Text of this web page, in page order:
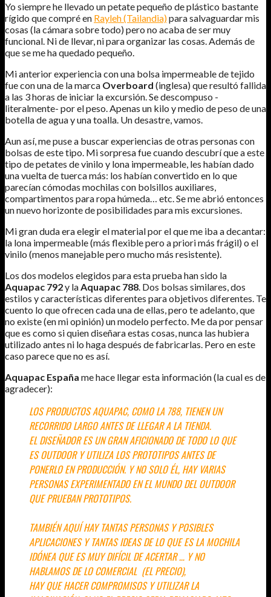
Yo siempre he llevado un petate pequeño de plástico bastante
rígido que compré en Rayleh (Tailandia)para salvaguardar mis
cosas (la cámara sobre todo) pero no acaba de ser muy
funcional. Ni de llevar, ni para organizar las cosas. Además de
que se me ha quedado pequeño.
Mi anterior experiencia con una bolsa impermeable de tejido
fue con una de la marca Overboard (inglesa) que resultó fallida
a las 3 horas de iniciar la excursión. Se descompuso -
literalmente- por el peso. Apenas un kilo y medio de peso de una
botella de agua y una toalla. Un desastre, vamos.
Aun así, me puse a buscar experiencias de otras personas con
bolsas de este tipo. Mi sorpresa fue cuando descubrí que a este
tipo de petates de vinilo y lona impermeable, les habían dado
una vuelta de tuerca más: los habían convertido en lo que
parecían cómodas mochilas con bolsillos auxiliares,
compartimentos para ropa húmeda… etc. Se me abrió entonces
un nuevo horizonte de posibilidades para mis excursiones.
Mi gran duda era elegir el material por el que me iba a decantar:
la lona impermeable (más flexible pero a priori más frágil) o el
vinilo (menos manejable pero mucho más resistente).
Los dos modelos elegidos para esta prueba han sido la
Aquapac 792y laAquapac 788. Dos bolsas similares, dos
estilos y características diferentes para objetivos diferentes. Te
cuento lo que ofrecen cada una de ellas, pero te adelanto, que
no existe (en mi opinión) un modelo perfecto. Me da por pensar
que es como si quien diseñara estas cosas, nunca las hubiera
utilizado antes ni lo haga después de fabricarlas. Pero en este
caso parece que no es así.
Aquapac España me hace llegar esta información (la cual es de
agradecer):
LOS PRODUCTOS AQUAPAC, COMO LA 788, TIENEN UN
RECORRIDO LARGO ANTES DE LLEGAR A LA TIENDA.
EL DISEÑADOR ES UN GRAN AFICIONADO DE TODO LO QUE
ES OUTDOOR Y UTILIZA LOS PROTOTIPOS ANTES DE
PONERLO EN PRODUCCIÓN. Y NO SOLO ÉL, HAY VARIAS
PERSONAS EXPERIMENTADO EN EL MUNDO DEL OUTDOOR
QUE PRUEBAN PROTOTIPOS.
TAMBIÉN AQUÍ HAY TANTAS PERSONAS Y POSIBLES
APLICACIONES Y TANTAS IDEAS DE LO QUE ES LA MOCHILA
IDÓNEA QUE ES MUY DIFÍCIL DE ACERTAR … Y NO
HABLAMOS DE LO COMERCIAL (EL PRECIO),
HAY QUE HACER COMPROMISOS Y UTILIZAR LA